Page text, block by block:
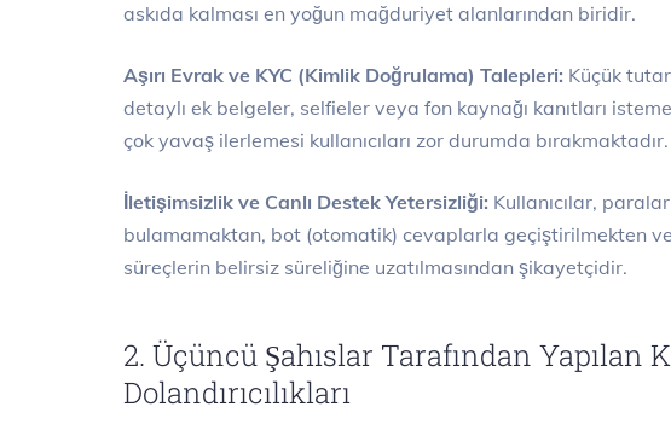
askıda kalması en yoğun mağduriyet alanlarından biridir.
Aşırı Evrak ve KYC (Kimlik Doğrulama) Talepleri: Küçük
detaylı ek belgeler, selfieler veya fon kaynağı kanıtları
çok yavaş ilerlemesi kullanıcıları zor durumda bırakmaktadır.
İletişimsizlik ve Canlı Destek Yetersizliği: Kullanıcılar,
bulamamaktan, bot (otomatik) cevaplarla geçiştirilmekten
süreçlerin belirsiz süreliğine uzatılmasından şikayetçidir.
2. Üçüncü Şahıslar Tarafından Yapılan
Dolandırıcılıkları